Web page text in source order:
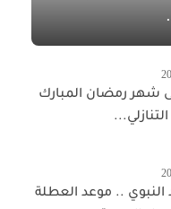
شهر رمضان المبارك
النبوي .. موعد العطلة